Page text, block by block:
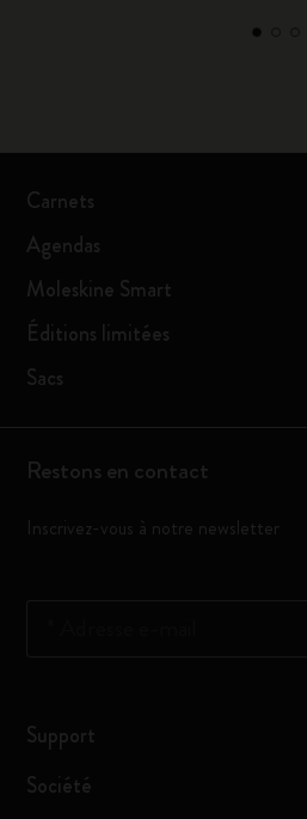
Carnets
Agendas
Moleskine Smart
Éditions limitées
Sacs
Restons en contact
Inscrivez-vous à notre newsletter
Support
Société